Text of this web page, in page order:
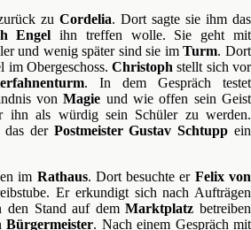
zu Cordelia. Dort sagte sie ihm das
Engel ihn treffen wolle. Sie geht mit
und wenig später sind sie imTurm. Dort
im Obergeschoss.Christoph stellt sich vor
. In dem Gespräch testet
vonMagie und wie offen sein Geist
ihn als würdig sein Schüler zu werden.
das der Postmeister Gustav Schtupp ein
im Rathaus. Dort besuchte er Felix von
Er erkundigt sich nach Aufträgen
den Stand auf demMarktplatz betreiben
Bürgermeister. Nach einem Gespräch mit